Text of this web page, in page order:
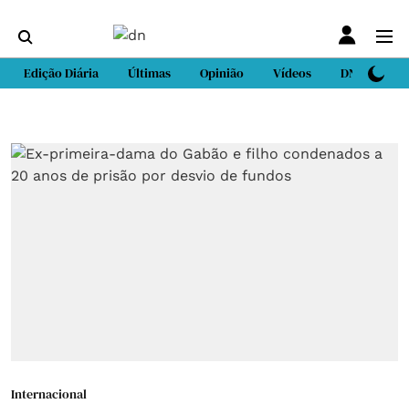
Edição Diária Últimas Opinião Vídeos DN Sport
Internacional